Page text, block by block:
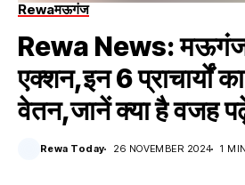
Rewaमऊगंज
Rewa News: मऊगंज
एक्शन,इन 6 प्राचार्यों
वेतन,जानें क्या है वजह
Rewa Today 26 NOVEMBER 2024 1